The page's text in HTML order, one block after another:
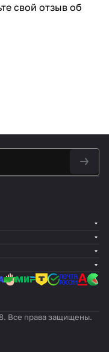
свой отзыв об
Все права защищены.